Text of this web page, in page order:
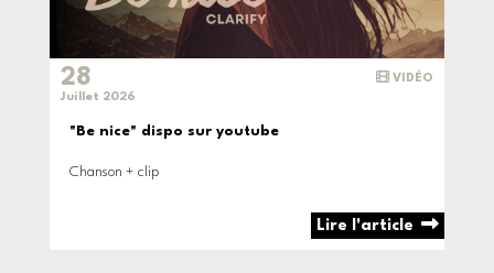
VIDÉO
28
Juillet 2026
"Be nice" dispo sur youtube
Chanson + clip
Lire l'article